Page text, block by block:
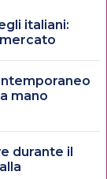
italiani:
mano
durante il